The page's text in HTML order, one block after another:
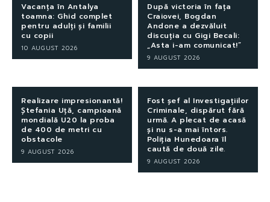
Vacanța în Antalya
toamna: Ghid complet
pentru adulți și familii
cu copii
10 AUGUST 2026
După victoria în fața
Craiovei, Bogdan
Andone a dezvăluit
discuția cu Gigi Becali:
„Asta i-am comunicat!”
9 AUGUST 2026
Realizare impresionantă!
Ștefania Uță, campioană
mondială U20 la proba
de 400 de metri cu
obstacole
9 AUGUST 2026
Fost șef al Investigațiilor
Criminale, dispărut fără
urmă. A plecat de acasă
și nu s-a mai întors.
Poliția Hunedoara îl
caută de două zile.
9 AUGUST 2026